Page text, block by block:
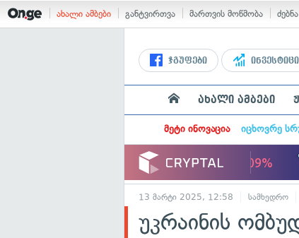
ახალი ამბები განტვირთვა მართვის მოწმობა ძებნა
ჯგუფები
ახალი ამბები
მეტი ინოვაცია იცხოვრე
13 მარტი 2025, 12:58 სამხედრო
უკრაინის